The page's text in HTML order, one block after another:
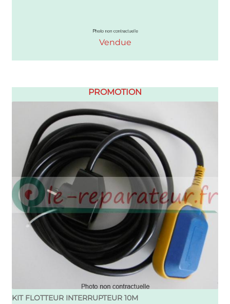
Vendue
PROMOTION
KIT FLOTTEUR INTERRUPTEUR 10M